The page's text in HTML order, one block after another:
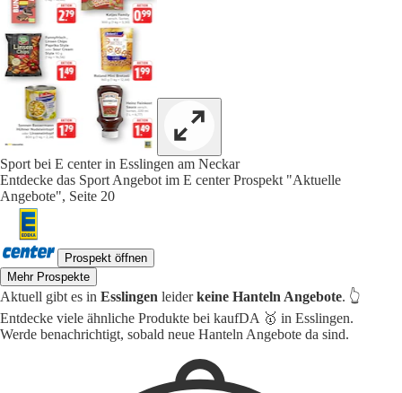
Sport bei E center in Esslingen am Neckar
Entdecke das Sport Angebot im E center Prospekt "Aktuelle
Angebote", Seite 20
Prospekt öffnen
Mehr Prospekte
Aktuell gibt es in Esslingen leiderkeine Hanteln Angebote. 👆
Entdecke viele ähnliche Produkte bei kaufDA 🥇 in Esslingen.
Werde benachrichtigt, sobald neue Hanteln Angebote da sind.